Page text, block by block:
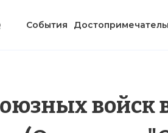
События
войск